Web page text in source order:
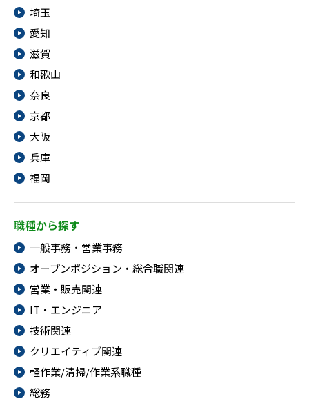
埼玉
愛知
滋賀
和歌山
奈良
京都
大阪
兵庫
福岡
職種から探す
一般事務・営業事務
オープンポジション・総合職関連
営業・販売関連
IT・エンジニア
技術関連
クリエイティブ関連
軽作業/清掃/作業系職種
総務